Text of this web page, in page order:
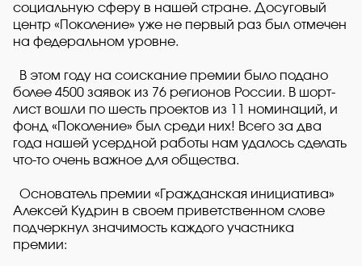
социальную сферу в нашей стране. Досуговый
центр «Поколение» уже не первый раз был отмечен
на федеральном уровне.
В этом году на соискание премии было подано
более 4500 заявок из 76 регионов России. В шорт-
лист вошли по шесть проектов из 11 номинаций, и
фонд «Поколение» был среди них! Всего за два
года нашей усердной работы нам удалось сделать
что-то очень важное для общества.
Основатель премии «Гражданская инициатива»
Алексей Кудрин в своем приветственном слове
подчеркнул значимость каждого участника
премии: